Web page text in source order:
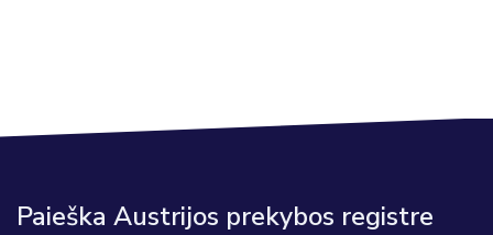
Paieška Austrijos prekybos registre